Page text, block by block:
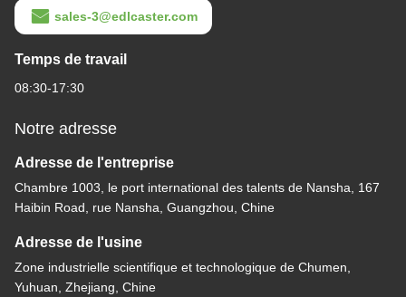
sales-3@edlcaster.com
Temps de travail
08:30-17:30
Notre adresse
Adresse de l'entreprise
Chambre 1003, le port international des talents de Nansha, 167
Haibin Road, rue Nansha, Guangzhou, Chine
Adresse de l'usine
Zone industrielle scientifique et technologique de Chumen,
Yuhuan, Zhejiang, Chine